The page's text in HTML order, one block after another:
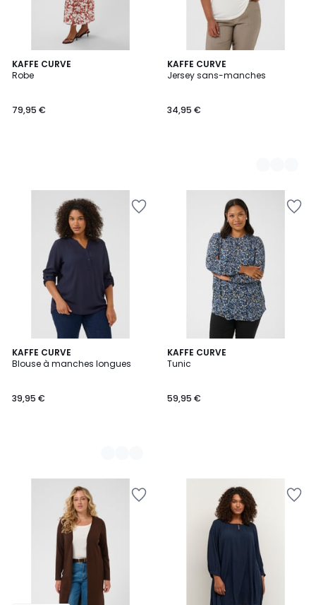
KAFFE CURVE
Robe
79,95 €
KAFFE CURVE
Jersey sans-manches
34,95 €
13
Couleurs
KAFFE CURVE
Blouse à manches longues
39,95 €
7
Couleurs
KAFFE CURVE
Tunic
59,95 €